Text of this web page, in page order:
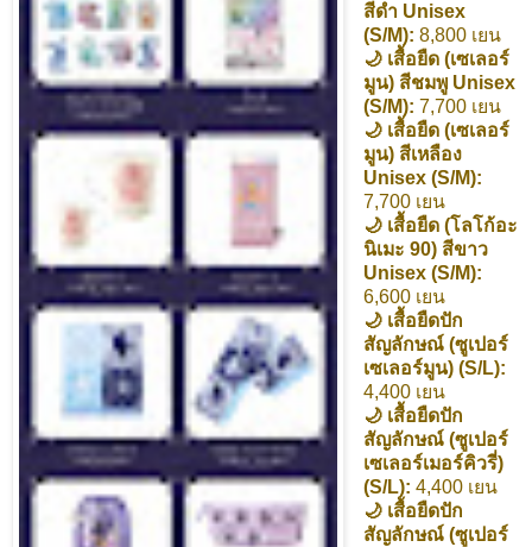
สีดำ Unisex
(S/M): 8,800 เยน
🌙 เสื้อยืด (เซเลอร์
มูน) สีชมพู Unisex
(S/M): 7,700 เยน
🌙 เสื้อยืด (เซเลอร์
มูน) สีเหลือง
Unisex (S/M):
7,700 เยน
🌙 เสื้อยืด (โลโก้อะ
นิเมะ 90) สีขาว
Unisex (S/M):
6,600 เยน
🌙 เสื้อยืดปัก
สัญลักษณ์ (ซูเปอร์
เซเลอร์มูน) (S/L):
4,400 เยน
🌙 เสื้อยืดปัก
สัญลักษณ์ (ซูเปอร์
เซเลอร์เมอร์คิวรี่)
(S/L): 4,400 เยน
🌙 เสื้อยืดปัก
สัญลักษณ์ (ซูเปอร์